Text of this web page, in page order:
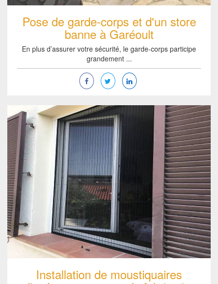
Pose de garde-corps et d'un store
banne à Garéoult
En plus d’assurer votre sécurité, le garde-corps participe
grandement ...
Installation de moustiquaires